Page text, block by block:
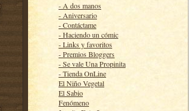
- A dos manos
- Aniversario
- Contáctame
- Haciendo un cómic
- Links y favoritos
- Premios Bloggers
- Se vale Una Propinita
- Tienda OnLine
El Niño Vegetal
El Sabio
Fenómeno